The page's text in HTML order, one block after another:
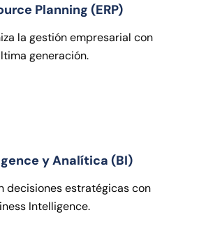
Planning (ERP)
la gestión empresarial con
generación.
y Analítica (BI)
decisiones estratégicas con
Intelligence.